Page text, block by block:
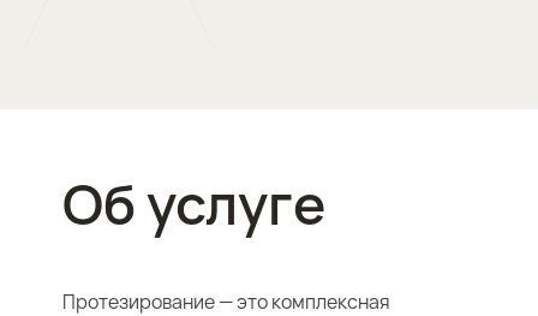
Об услуге
Протезирование — это комплексная